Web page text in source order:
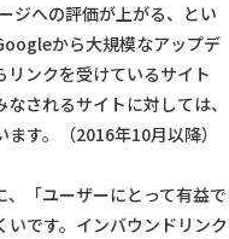
ジへの評価が上がる、とい
から大規模なアップデ
ンクを受けているサイト
されるサイトに対しては、
す。（2016年10月以降）
「ユーザーにとって有益で
いです。インバウンドリンク